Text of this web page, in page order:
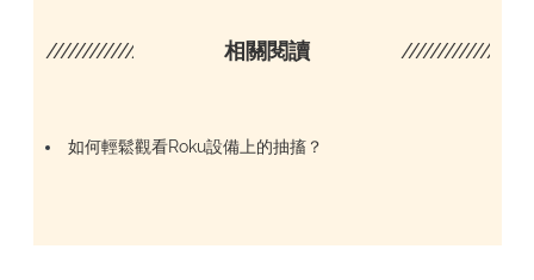
//////////////////// 相關閱讀
如何輕鬆觀看Roku設備上的抽搐？